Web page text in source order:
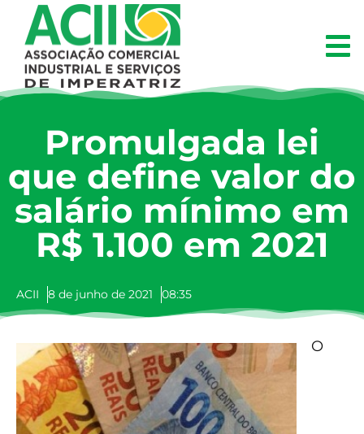
Promulgada lei
que define valor do
salário mínimo em
R$ 1.100 em 2021
ACII 8 de junho de 2021 08:35
O